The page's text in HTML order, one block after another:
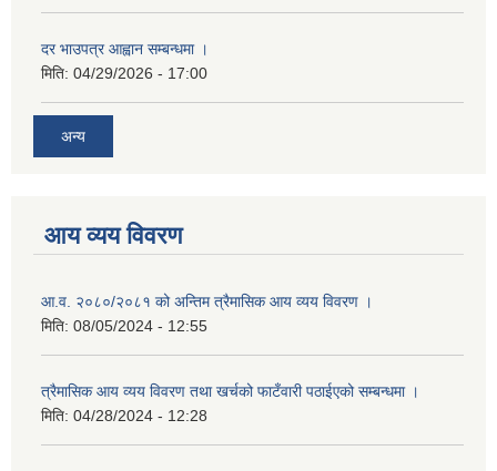
दर भाउपत्र आह्वान सम्बन्धमा ।
मिति: 04/29/2026 - 17:00
अन्य
आय व्यय विवरण
आ.व. २०८०/२०८१ को अन्तिम त्रैमासिक आय व्यय विवरण ।
मिति: 08/05/2024 - 12:55
त्रैमासिक आय व्यय विवरण तथा खर्चको फाटँवारी पठाईएको सम्बन्धमा ।
मिति: 04/28/2024 - 12:28